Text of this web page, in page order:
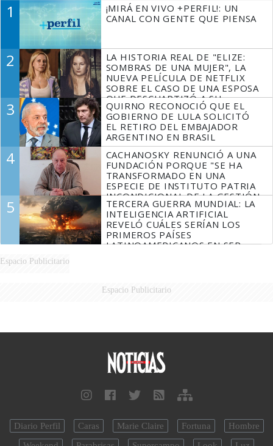
1
¡MIRÁ EN VIVO +PERFIL!: UN
CANAL CON GENTE QUE PIENSA
2
LA HISTORIA REAL DE "ELIZE:
SOMBRAS DE UNA MUJER", LA
NUEVA PELÍCULA DE NETFLIX
SOBRE EL CASO DE UNA ESPOSA
QUE DESCUARTIZÓ A SU
MARIDO
3
QUIRNO RECONOCIÓ QUE EL
GOBIERNO DE LULA SOLICITÓ
EL RETIRO DEL EMBAJADOR
ARGENTINO EN BRASIL
4
CACHANOSKY RENUNCIÓ A UNA
FUNDACIÓN PORQUE "SE HA
TRANSFORMADO EN UNA
ESPECIE DE INSTITUTO PATRIA
INCONDICIONAL DE LA GESTIÓN
DE MILEI"
5
TERCERA GUERRA MUNDIAL: LA
INTELIGENCIA ARTIFICIAL
REVELÓ CUÁLES SERÍAN LOS
PRIMEROS PAÍSES
LATINOAMERICANOS EN SER
Espacio Publicitario
Espacio Publicitario
Diario Perfil Caras Marie Claire Fortuna
Hombre